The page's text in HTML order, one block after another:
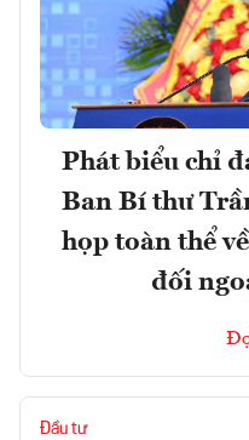
Phát biểu chỉ
Ban Bí thư
họp toàn thể
đối
Đầu tư